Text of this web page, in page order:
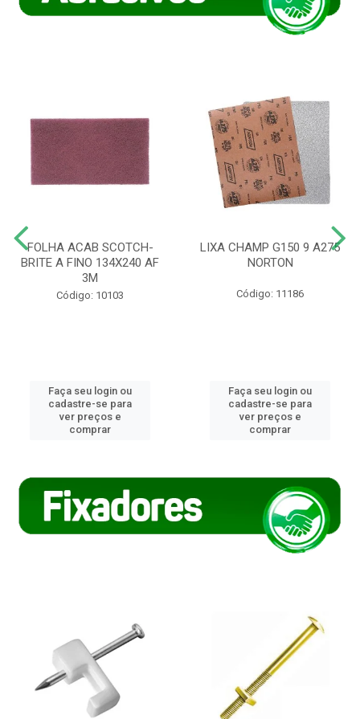
FOLHA ACAB SCOTCH-
BRITE A FINO 134X240 AF
3M
Código: 10103
Faça seu login ou
cadastre-se para
ver preços e
comprar
LIXA CHAMP G150 9 A275
NORTON
Código: 11186
Faça seu login ou
cadastre-se para
ver preços e
comprar